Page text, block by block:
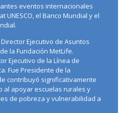
eventos internacionales
UNESCO, el Banco Mundial y el
Ejecutivo de Asuntos
la Fundación MetLife.
Ejecutivo de la Línea de
Fue Presidente de la
contribuyó significativamente
al apoyar escuelas rurales y
de pobreza y vulnerabilidad a